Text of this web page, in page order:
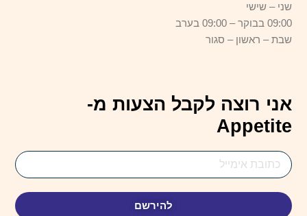
שני – שישי
09:00 בבוקר – 09:00 בערב
שבת – ראשון – סגור
אני רוצה לקבל הצעות מ-
Appetite
Email
Address
להירשם